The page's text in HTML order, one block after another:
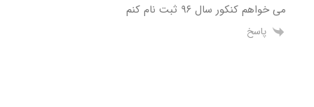
می خواهم کنکور سال ۹۶ ثبت نام کنم
پاسخ